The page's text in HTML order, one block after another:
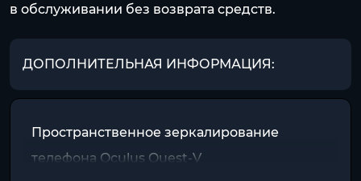
в обслуживании без возврата средств.
ДОПОЛНИТЕЛЬНАЯ ИНФОРМАЦИЯ:
Пространственное зеркалирование
телефона Oculus Quest-V